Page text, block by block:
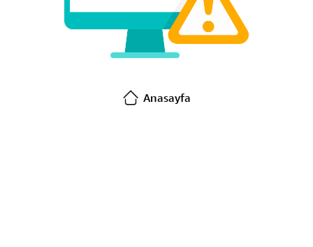
Anasayfa